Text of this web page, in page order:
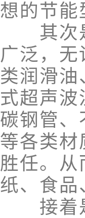
想的节能
其次是
广泛，
类润滑
式超声
碳钢管、
等各类材
胜任。
纸、食品
接着是